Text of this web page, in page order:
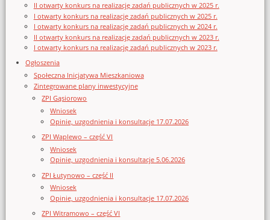
II otwarty konkurs na realizację zadań publicznych w 2025 r.
I otwarty konkurs na realizację zadań publicznych w 2025 r.
I otwarty konkurs na realizację zadań publicznych w 2024 r.
II otwarty konkurs na realizację zadań publicznych w 2023 r.
I otwarty konkurs na realizację zadań publicznych w 2023 r.
Ogłoszenia
Społeczna Inicjatywa Mieszkaniowa
Zintegrowane plany inwestycyjne
ZPI Gąsiorowo
Wniosek
Opinie, uzgodnienia i konsultacje 17.07.2026
ZPI Waplewo – część VI
Wniosek
Opinie, uzgodnienia i konsultacje 5.06.2026
ZPI Łutynowo – część II
Wniosek
Opinie, uzgodnienia i konsultacje 17.07.2026
ZPI Witramowo – część VI